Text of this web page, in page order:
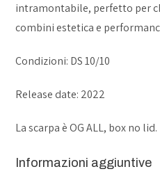
intramontabile, perfetto per
combini estetica e
Condizioni: DS 10/10
Release date: 2022
La scarpa è OG ALL, box no lid.
Informazioni aggiuntive